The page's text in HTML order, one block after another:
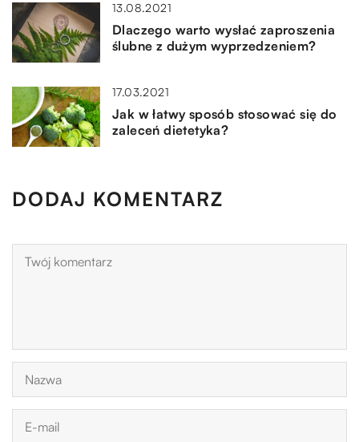
13.08.2021
Dlaczego warto wysłać zaproszenia
ślubne z dużym wyprzedzeniem?
17.03.2021
Jak w łatwy sposób stosować się do
zaleceń dietetyka?
DODAJ KOMENTARZ